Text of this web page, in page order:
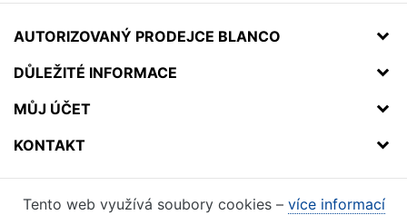
AUTORIZOVANÝ PRODEJCE BLANCO
DŮLEŽITÉ INFORMACE
MŮJ ÚČET
KONTAKT
Tento web využívá soubory cookies – více informací